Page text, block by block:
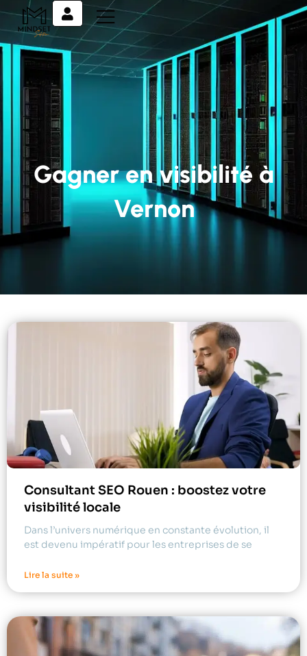
Gagner en visibilité à
Vernon
Consultant SEO Rouen : boostez votre
visibilité locale
Dans l’univers numérique en constante évolution, il
est devenu impératif pour les entreprises de se
Lire la suite »